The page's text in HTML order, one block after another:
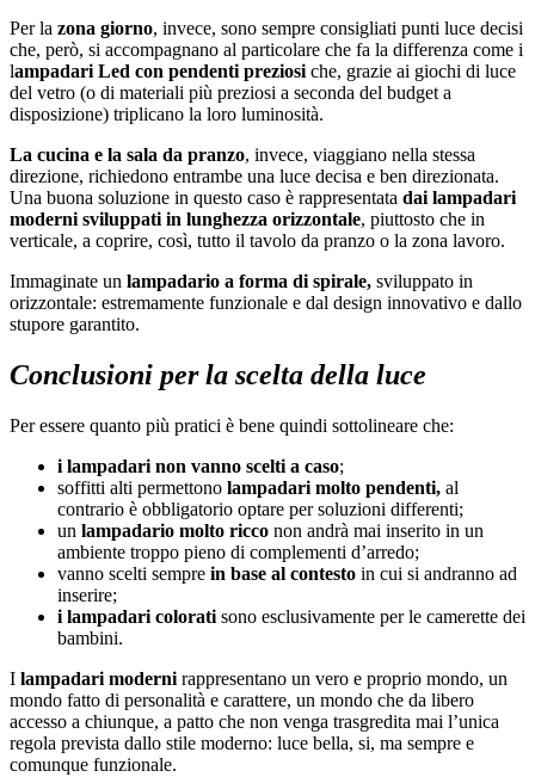
Per la zona giorno, invece, sono sempre consigliati punti luce decisi
che, però, si accompagnano al particolare che fa la differenza come i
lampadari Led con pendenti preziosiche, grazie ai giochi di luce
del vetro (o di materiali più preziosi a seconda del budget a
disposizione) triplicano la loro luminosità.
La cucina e la sala da pranzo, invece, viaggiano nella stessa
direzione, richiedono entrambe una luce decisa e ben direzionata.
Una buona soluzione in questo caso è rappresentata dai lampadari
moderni sviluppati in lunghezza orizzontale, piuttosto che in
verticale, a coprire, così, tutto il tavolo da pranzo o la zona lavoro.
Immaginate un lampadario a forma di spirale, sviluppato in
orizzontale: estremamente funzionale e dal design innovativo e dallo
stupore garantito.
Conclusioni per la scelta della luce
Per essere quanto più pratici è bene quindi sottolineare che:
i lampadari non vanno scelti a caso;
soffitti alti permettono lampadari molto pendenti, al
contrario è obbligatorio optare per soluzioni differenti;
un lampadario molto ricco non andrà mai inserito in un
ambiente troppo pieno di complementi d’arredo;
vanno scelti sempre in base al contesto in cui si andranno ad
inserire;
i lampadari colorati sono esclusivamente per le camerette dei
bambini.
I lampadari moderni rappresentano un vero e proprio mondo, un
mondo fatto di personalità e carattere, un mondo che da libero
accesso a chiunque, a patto che non venga trasgredita mai l’unica
regola prevista dallo stile moderno: luce bella, si, ma sempre e
comunque funzionale.